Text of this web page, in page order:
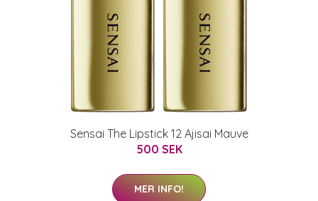
Sensai The Lipstick 12 Ajisai Mauve
500 SEK
MER INFO!